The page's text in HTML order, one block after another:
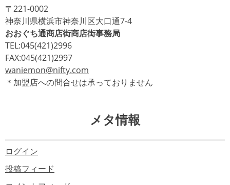
〒221-0002
神奈川県横浜市神奈川区大口通7-4
おおぐち通商店街商店街事務局
TEL:045(421)2996
FAX:045(421)2997
waniemon@nifty.com
＊加盟店への問合せは承っておりません
メタ情報
ログイン
投稿フィード